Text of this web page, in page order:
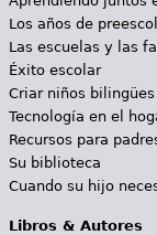
Los años de
Las escuelas y las
Éxito escolar
Criar niños bilingües
Tecnología en el
Recursos para
Su biblioteca
Cuando su hijo
Libros & Autores